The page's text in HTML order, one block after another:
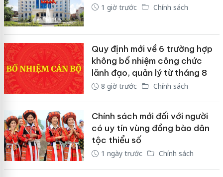
1 giờ trước Chính sách
Quy định mới về 6 trường hợp
không bổ nhiệm công chức
lãnh đạo, quản lý từ tháng 8
8 giờ trước Chính sách
Chính sách mới đối với người
có uy tín vùng đồng bào dân
tộc thiểu số
1 ngày trước Chính sách